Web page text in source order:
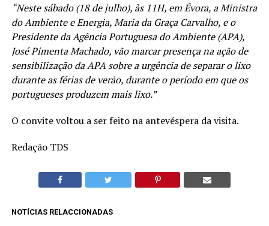
“Neste sábado (18 de julho), às 11H, em Évora, a Ministra
do Ambiente e Energia, Maria da Graça Carvalho, e o
Presidente da Agência Portuguesa do Ambiente (APA),
José Pimenta Machado, vão marcar presença na ação de
sensibilização da APA sobre a urgência de separar o lixo
durante as férias de verão, durante o período em que os
portugueses produzem mais lixo.”
O convite voltou a ser feito na antevéspera da visita.
Redação TDS
NOTÍCIAS RELACCIONADAS